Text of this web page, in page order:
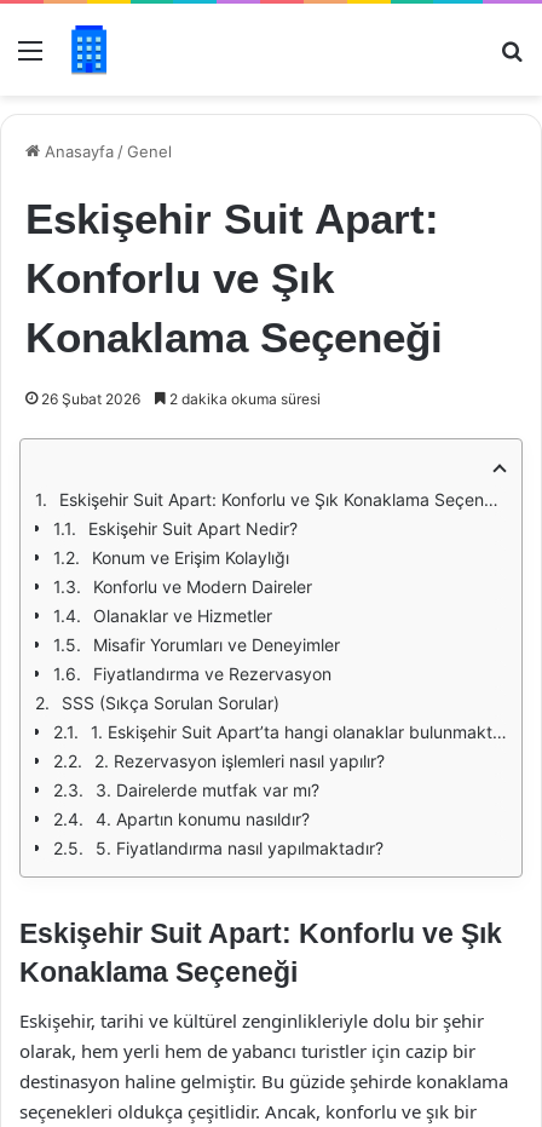
Menü
Anasayfa /Genel
Eskişehir Suit Apart:
Konforlu ve Şık
Konaklama Seçeneği
26 Şubat 2026 2 dakika okuma süresi
Eskişehir Suit Apart: Konforlu ve Şık Konaklama Seçeneği
Eskişehir Suit Apart Nedir?
Konum ve Erişim Kolaylığı
Konforlu ve Modern Daireler
Olanaklar ve Hizmetler
Misafir Yorumları ve Deneyimler
Fiyatlandırma ve Rezervasyon
SSS (Sıkça Sorulan Sorular)
1. Eskişehir Suit Apart’ta hangi olanaklar bulunmaktadır?
2. Rezervasyon işlemleri nasıl yapılır?
3. Dairelerde mutfak var mı?
4. Apartın konumu nasıldır?
5. Fiyatlandırma nasıl yapılmaktadır?
Eskişehir Suit Apart: Konforlu ve Şık
Konaklama Seçeneği
Eskişehir, tarihi ve kültürel zenginlikleriyle dolu bir şehir
olarak, hem yerli hem de yabancı turistler için cazip bir
destinasyon haline gelmiştir. Bu güzide şehirde konaklama
seçenekleri oldukça çeşitlidir. Ancak, konforlu ve şık bir